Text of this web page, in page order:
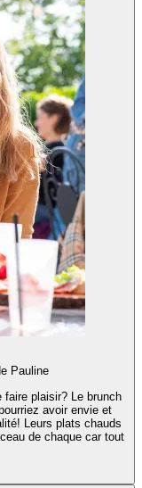
Pauline
plaisir? Le brunch
avoir envie et
Leurs plats chauds
de chaque car tout